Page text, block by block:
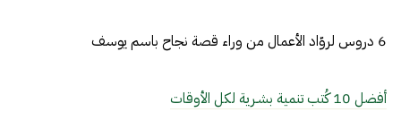
6 دروس لروّاد الأعمال من وراء قصة نجاح باسم يوسف
أفضل 10 كُتب تنمية بشـرية لكل الأوقات